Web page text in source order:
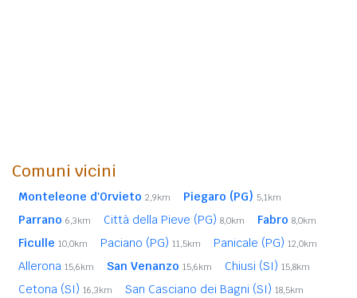
Comuni vicini
Monteleone d'Orvieto 2,9km Piegaro (PG) 5,1km
Parrano 6,3km Città della Pieve (PG) 8,0km Fabro 8,0km
Ficulle 10,0km Paciano (PG) 11,5km Panicale (PG) 12,0km
Allerona 15,6km San Venanzo 15,6km Chiusi (SI) 15,8km
Cetona (SI) 16,3km San Casciano dei Bagni (SI) 18,5km